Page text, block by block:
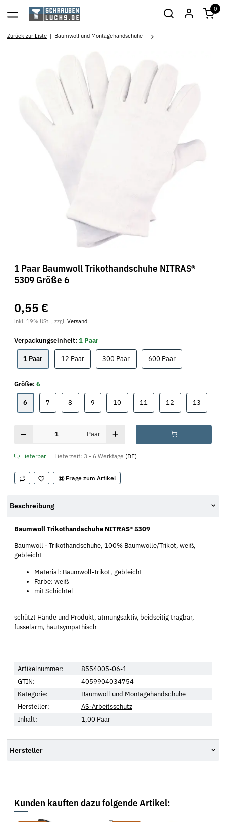
0
Zurück zur Liste Baumwoll und Montagehandschuhe
1 Paar Baumwoll Trikothandschuhe NITRAS®
5309 Größe 6
0,55 €
inkl. 19% USt. , zzgl. Versand
Verpackungseinheit: 1 Paar
1 Paar1 Paar 12 Paar12 Paar300 Paar300 Paar600 Paar600 Paar
Größe: 6
66 77 8 99 10 11 12 1313
Paar
lieferbar Lieferzeit: 3 - 6 Werktage (DE)
Frage zum Artikel
Beschreibung
Baumwoll Trikothandschuhe NITRAS® 5309
Baumwoll - Trikothandschuhe, 100% Baumwolle/Trikot, weiß,
gebleicht
Material: Baumwoll-Trikot, gebleicht
Farbe: weiß
mit Schichtel
schützt Hände und Produkt, atmungsaktiv, beidseitig tragbar,
fusselarm, hautsympathisch
Artikelnummer:
8554005-06-1
GTIN:
4059904034754
Kategorie:
Baumwoll und Montagehandschuhe
Hersteller:
AS-Arbeitsschutz
Inhalt:
1,00 Paar
Hersteller
Kunden kauften dazu folgende Artikel: